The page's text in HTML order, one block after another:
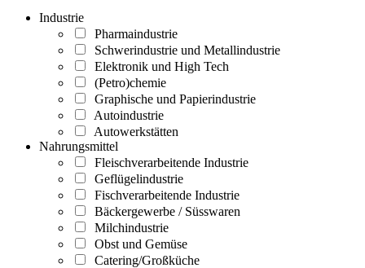
Industrie
Pharmaindustrie
Schwerindustrie und Metallindustrie
Elektronik und High Tech
(Petro)chemie
Graphische und Papierindustrie
Autoindustrie
Autowerkstätten
Nahrungsmittel
Fleischverarbeitende Industrie
Geflügelindustrie
Fischverarbeitende Industrie
Bäckergewerbe / Süsswaren
Milchindustrie
Obst und Gemüse
Catering/Großküche